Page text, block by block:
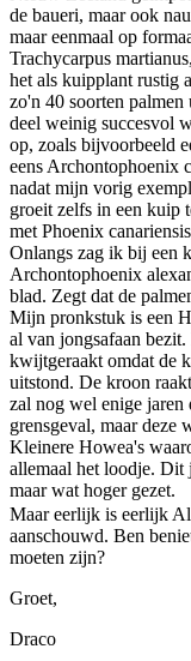
de baueri, maar ook
maar eenmaal op
Trachycarpus
het als kuipplant rustig
zo'n 40 soorten
deel weinig succesvol
op, zoals bijvoorbeeld
eens Archontophoenix
nadat mijn vorig
groeit zelfs in een kuip
met Phoenix
Onlangs zag ik bij een
Archontophoenix
blad. Zegt dat de
Mijn pronkstuk is een
al van jongsafaan
kwijtgeraakt omdat de
uitstond. De kroon
zal nog wel enige
grensgeval, maar deze
Kleinere Howea's
allemaal het loodje. Dit
maar wat hoger gezet.
Maar eerlijk is eerlijk
aanschouwd. Ben
moeten zijn?
Groet,
Draco